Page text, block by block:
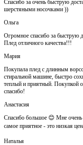
Спасибо за очень быструю
шерстяными носочками ))
Ольга
Огромное спасибо за быструю
Плед отличного качества!!!
Мария
Покупала плед с длинным
стиральной машине, быстро
теплый и приятный. Покупкой
спасибо!
Анастасия
Спасибо большое 😊 Мне очень
самое приятное - это низкая
Наталья